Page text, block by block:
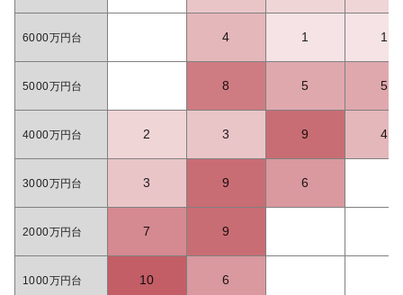
6000万円台 4 1 1
5000万円台 8 5 5
4000万円台 2 3 9 4
3000万円台 3 9 6
2000万円台 7 9
1000万円台 10 6